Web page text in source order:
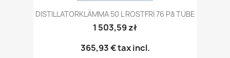
DISTILLATORKLÄMMA 50 L ROSTFRI 76 På TUBE
1 503,59 zł
365,93 €tax incl.